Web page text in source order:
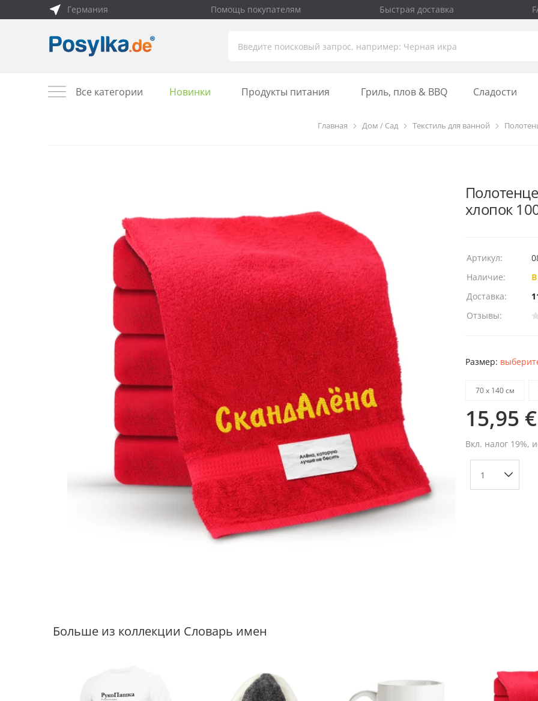
Германия Помощь покупателям Быстрая доставка
Все категории Новинки Продукты питания Гриль, плов & BBQ Сладости
Главная Дом / Сад Текстиль для ванной
хлопок
Артикул:
Наличие:
Доставка:
Отзывы:
Размер:
70 х 140 см
15,95 €
Вкл. налог 19%,
Больше из коллекции Словарь имен